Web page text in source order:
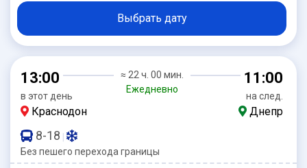
Выбрать дату
13:00
в этот день
≈ 22 ч. 00 мин.
Ежедневно
11:00
на след.
Краснодон Днепр
8-18 |
Без пешего перехода границы